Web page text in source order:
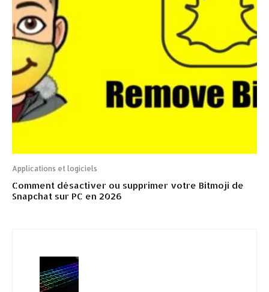
Applications et logiciels
Comment désactiver ou supprimer votre Bitmoji de
Snapchat sur PC en 2026